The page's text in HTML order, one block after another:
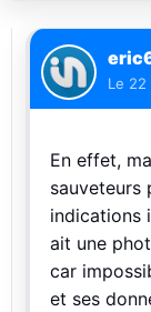
Le 22
En effet,
sauveteurs
indications
ait une
car
et ses